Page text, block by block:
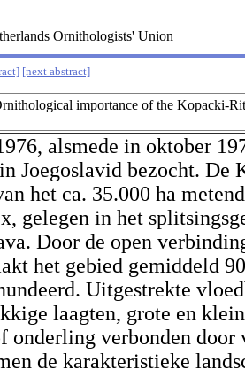
Ornithologists' Union
[next abstract]
importance of the Kopacki-
alsmede in oktober
Joegoslavid bezocht. De
het ca. 35.000 ha
gelegen in het
Door de open
het gebied gemiddeld
Uitgestrekte
laagten, grote en
onderling verbonden door
de karakteristieke